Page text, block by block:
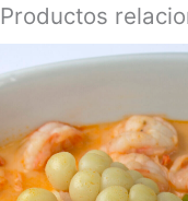
Productos